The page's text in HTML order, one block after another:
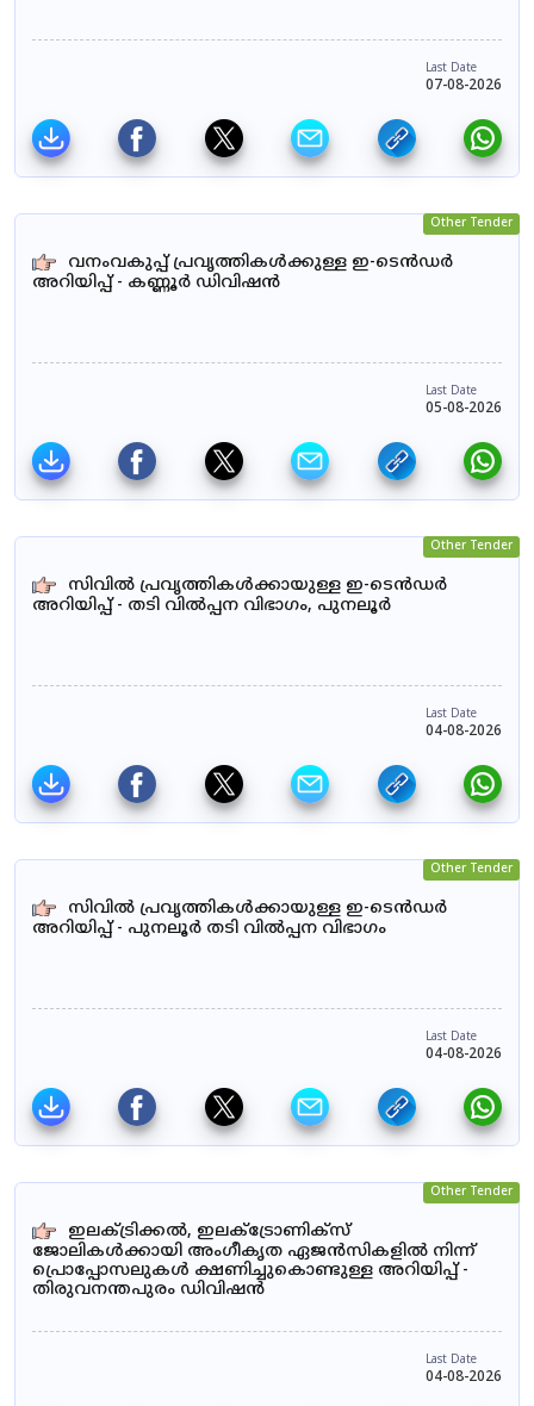
Last Date
07-08-2026
Other Tender
വനംവകുപ്പ് പ്രവൃത്തികൾക്കുള്ള ഇ-ടെൻഡർ
അറിയിപ്പ് - കണ്ണൂർ ഡിവിഷൻ
Last Date
05-08-2026
Other Tender
സിവിൽ പ്രവൃത്തികൾക്കായുള്ള ഇ-ടെൻഡർ
അറിയിപ്പ് - തടി വിൽപ്പന വിഭാഗം, പുനലൂർ
Last Date
04-08-2026
Other Tender
സിവിൽ പ്രവൃത്തികൾക്കായുള്ള ഇ-ടെൻഡർ
അറിയിപ്പ് - പുനലൂർ തടി വിൽപ്പന വിഭാഗം
Last Date
04-08-2026
Other Tender
ഇലക്ട്രിക്കൽ, ഇലക്ട്രോണിക്സ്
ജോലികൾക്കായി അംഗീകൃത ഏജൻസികളിൽ നിന്ന്
പ്രൊപ്പോസലുകൾ ക്ഷണിച്ചുകൊണ്ടുള്ള അറിയിപ്പ് -
തിരുവനന്തപുരം ഡിവിഷൻ
Last Date
04-08-2026